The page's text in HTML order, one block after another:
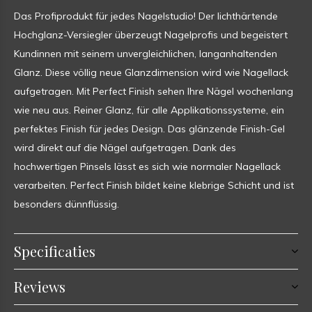
Das Profiprodukt für jedes Nagelstudio! Der lichthärtende
Hochglanz-Versiegler überzeugt Nagelprofis und begeistert
Kundinnen mit seinem unvergleichlichen, langanhaltenden
Glanz. Diese völlig neue Glanzdimension wird wie Nagellack
aufgetragen. Mit Perfect Finish sehen Ihre Nägel wochenlang
wie neu aus. Reiner Glanz, für alle Applikationssysteme, ein
perfektes Finish für jedes Design. Das glänzende Finish-Gel
wird direkt auf die Nägel aufgetragen. Dank des
hochwertigen Pinsels lässt es sich wie normaler Nagellack
verarbeiten. Perfect Finish bildet keine klebrige Schicht und ist
besonders dünnflüssig.
Specificaties
Reviews